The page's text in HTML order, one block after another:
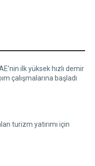
ilk yüksek hızlı demir
çalışmalarına başladı
turizm yatırımı için